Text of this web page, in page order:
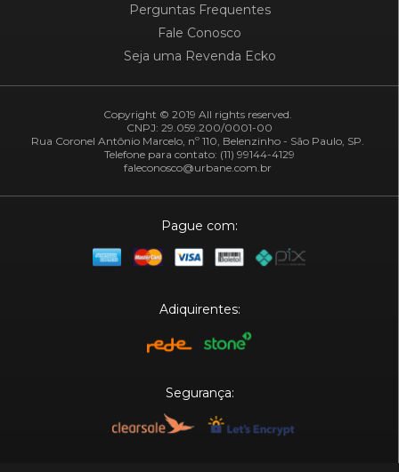
Perguntas Frequentes
Fale Conosco
Seja uma Revenda Ecko
Copyright © 2019 All rights reserved.
CNPJ: 29.059.200/0001-00
Rua Coronel Antônio Marcelo, nº 110, Belenzinho - São Paulo, SP.
Telefone para contato: (11) 99144-4129
faleconosco@urbane.com.br
Pague com:
Adiquirentes:
Segurança: